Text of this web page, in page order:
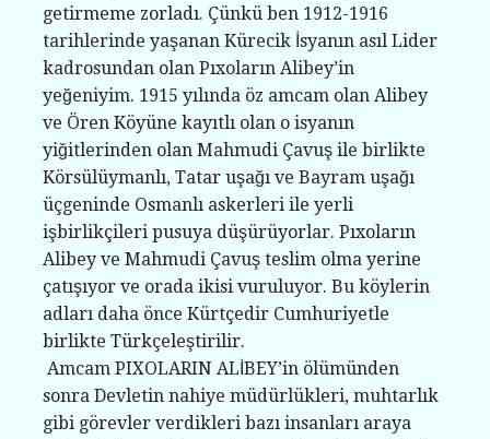
getirmeme zorladı. Çünkü ben 1912-1916
tarihlerinde yaşanan Kürecik İsyanın asıl Lider
kadrosundan olan Pıxoların Alibey’in
yeğeniyim. 1915 yılında öz amcam olan Alibey
ve Ören Köyüne kayıtlı olan o isyanın
yiğitlerinden olan Mahmudi Çavuş ile birlikte
Körsülüymanlı, Tatar uşağı ve Bayram uşağı
üçgeninde Osmanlı askerleri ile yerli
işbirlikçileri pusuya düşürüyorlar. Pıxoların
Alibey ve Mahmudi Çavuş teslim olma yerine
çatışıyor ve orada ikisi vuruluyor. Bu köylerin
adları daha önce Kürtçedir Cumhuriyetle
birlikte Türkçeleştirilir.
Amcam PIXOLARIN ALİBEY’in ölümünden
sonra Devletin nahiye müdürlükleri, muhtarlık
gibi görevler verdikleri bazı insanları araya